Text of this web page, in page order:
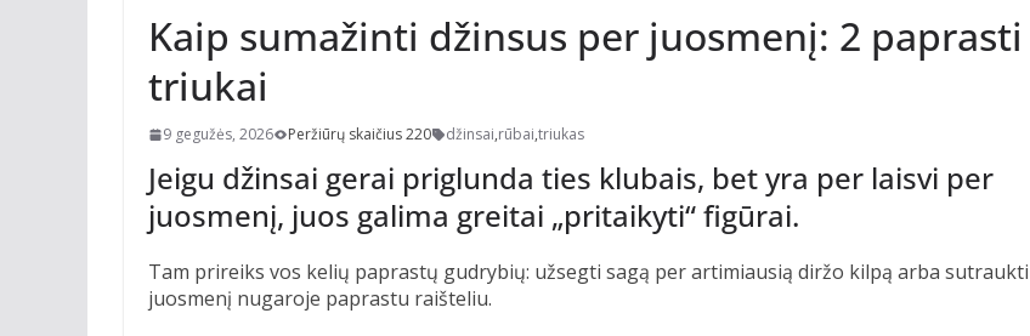
Kaip sumažinti džinsus per juosmenį: 2 paprasti
triukai
9 gegužės, 2026 Peržiūrų skaičius 220 džinsai,rūbai,triukas
Jeigu džinsai gerai priglunda ties klubais, bet yra per laisvi per
juosmenį, juos galima greitai „pritaikyti“ figūrai.
Tam prireiks vos kelių paprastų gudrybių: užsegti sagą per artimiausią diržo kilpą arba sutraukti
juosmenį nugaroje paprastu raišteliu.